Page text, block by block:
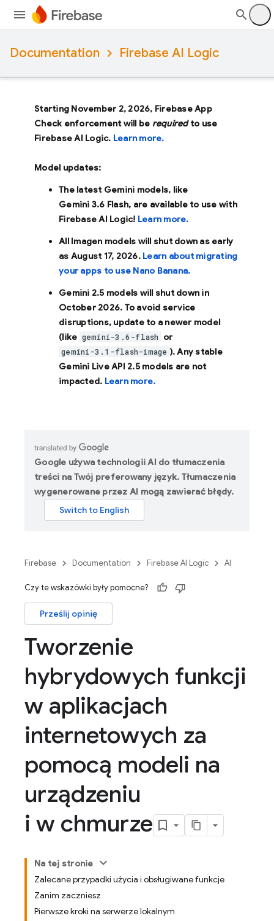
Documentation Firebase AI Logic
Starting November 2, 2026, Firebase App
Check enforcement will be requiredto use
Firebase AI Logic. Learn more.
Model updates:
The latest Gemini models, like
Gemini 3.6 Flash, are available to use with
Firebase AI Logic! Learn more.
All Imagen models will shut down as early
as August 17, 2026. Learn about migrating
your apps to use Nano Banana.
Gemini 2.5 models will shut down in
October 2026. To avoid service
disruptions, update to a newer model
(like gemini-3.6-flash or
gemini-3.1-flash-image ). Any stable
Gemini Live API 2.5 models are not
impacted. Learn more.
Google używa technologii AI do tłumaczenia
treści na Twój preferowany język. Tłumaczenia
wygenerowane przez AI mogą zawierać błędy.
Firebase Documentation Firebase AI Logic AI
Czy te wskazówki były pomocne?
Prześlij opinię
Tworzenie
hybrydowych funkcji
w aplikacjach
internetowych za
pomocą modeli na
urządzeniu
i w chmurze
Na tej stronie
Zalecane przypadki użycia i obsługiwane funkcje
Zanim zaczniesz
Pierwsze kroki na serwerze lokalnym